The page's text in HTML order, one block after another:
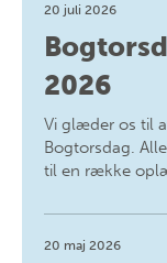
20 juli 2026
2026
Vi glæder os til
Bogtorsdag.
til en række
20 maj 2026